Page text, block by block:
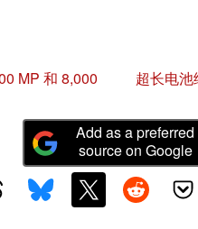
MP 和 8,000
超长电
Add as a preferred
source on Google